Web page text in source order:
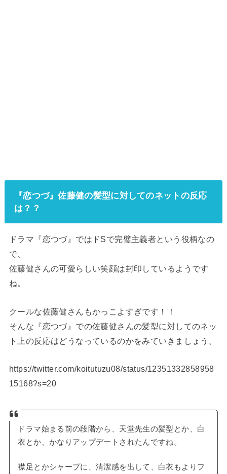
『恋つづ』佐藤健の髪型に対してのネットの反応
は？？
ドラマ『恋つづ』ではドSで完璧主義者という役柄なの
で、
佐藤健さんの可愛らしい笑顔は封印しているようです
ね。
クールな佐藤健さんもかっこよすぎです！！
そんな『恋つづ』での佐藤健さんの髪型に対してのネッ
ト上の反応はどうなっているのかをみていきましょう。
https://twitter.com/koitutuzu08/status/12351332858958
15168?s=20
ドラマ始まる前の段階から、天堂先生の髪型とか、白
衣とか、かなりアップデートされたんですね。
襟足とかシャープに、清潔感を出して、白衣もよりフ